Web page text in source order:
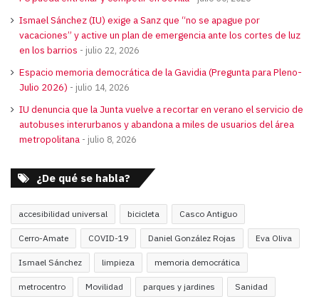
Ismael Sánchez (IU) exige a Sanz que “no se apague por
vacaciones” y active un plan de emergencia ante los cortes de luz
en los barrios
julio 22, 2026
Espacio memoria democrática de la Gavidia (Pregunta para Pleno-
Julio 2026)
julio 14, 2026
IU denuncia que la Junta vuelve a recortar en verano el servicio de
autobuses interurbanos y abandona a miles de usuarios del área
metropolitana
julio 8, 2026
¿De qué se habla?
accesibilidad universal bicicleta Casco Antiguo
Cerro-Amate COVID-19 Daniel González Rojas Eva Oliva
Ismael Sánchez limpieza memoria democrática
metrocentro Movilidad parques y jardines Sanidad